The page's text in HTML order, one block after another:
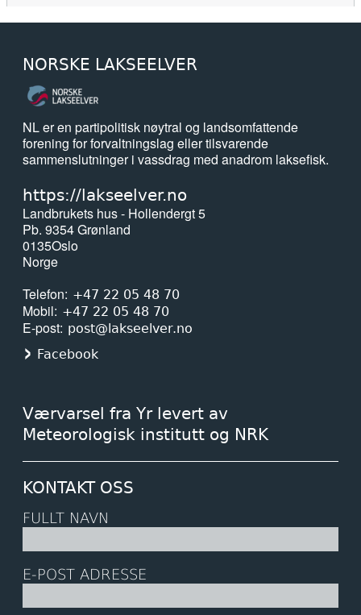
NORSKE LAKSEELVER
NL er en partipolitisk nøytral og landsomfattende
forening for forvaltningslag eller tilsvarende
sammenslutninger i vassdrag med anadrom laksefisk.
https://lakseelver.no
Landbrukets hus - Hollendergt 5
Pb. 9354 Grønland
0135Oslo
Norge
Telefon
+47 22 05 48 70
Mobil +47 22 05 48 70
E-post post@lakseelver.no
Facebook
Værvarsel fra Yr levert av
Meteorologisk institutt og NRK
KONTAKT OSS
FULLT NAVN
E-POST ADRESSE